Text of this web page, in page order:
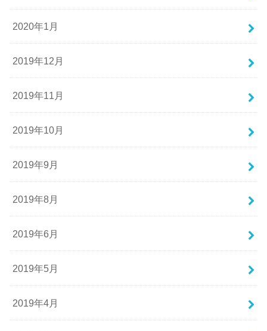
2020年1月
2019年12月
2019年11月
2019年10月
2019年9月
2019年8月
2019年6月
2019年5月
2019年4月